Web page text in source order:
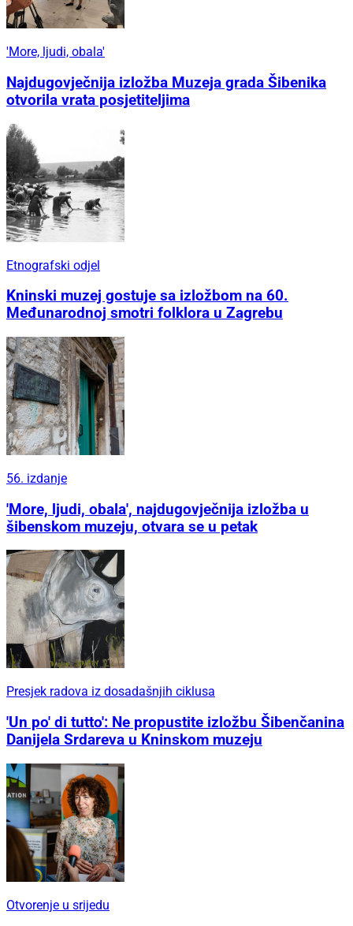
'More, ljudi, obala'
Najdugovječnija izložba Muzeja grada Šibenika
otvorila vrata posjetiteljima
Etnografski odjel
Kninski muzej gostuje sa izložbom na 60.
Međunarodnoj smotri folklora u Zagrebu
56. izdanje
'More, ljudi, obala', najdugovječnija izložba u
šibenskom muzeju, otvara se u petak
Presjek radova iz dosadašnjih ciklusa
'Un po' di tutto': Ne propustite izložbu Šibenčanina
Danijela Srdareva u Kninskom muzeju
Otvorenje u srijedu